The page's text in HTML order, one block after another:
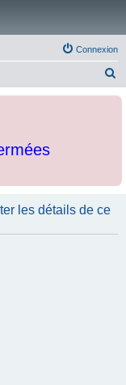
Connexion
c
les détails de ce